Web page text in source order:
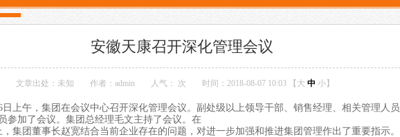
安徽天康召开深化管理会议
文章出处：未知 作者：admin 人气： 次 时间：2018-08-07 10:03 【 大 中 小】
日上午，集团在会议中心召开深化管理会议。副处级以上领导干部、销售经理、相关管理人员
参加了会议。集团总经理毛文主持了会议。在
，集团董事长赵宽结合当前企业存在的问题，对进一步加强和推进集团管理作出了重要指示。